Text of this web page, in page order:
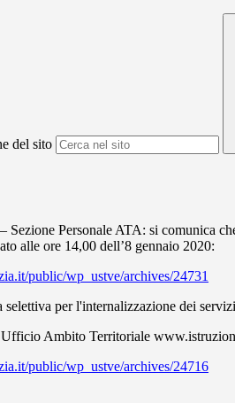
del sito
Sezione Personale ATA: si comunica
alle ore 14,00 dell’8 gennaio 2020:
public/wp_ustve/archives/24731
selettiva per l'internalizzazione dei
Ambito Territoriale
public/wp_ustve/archives/24716